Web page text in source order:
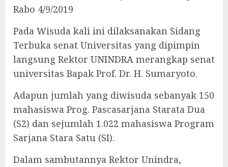
Rabo 4/9/2019
Pada Wisuda kali ini dilaksanakan Sidang
Terbuka senat Universitas yang dipimpin
langsung Rektor UNINDRA merangkap senat
universitas Bapak Prof. Dr. H. Sumaryoto.
Adapun jumlah yang diwisuda sebanyak 150
mahasiswa Prog. Pascasarjana Starata Dua
(S2) dan sejumlah 1.022 mahasiswa Program
Sarjana Stara Satu (SI).
Dalam sambutannya Rektor Unindra,